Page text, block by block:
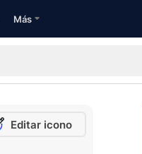
Más
Editar icono